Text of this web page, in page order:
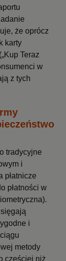
że oprócz
karty
Teraz
w
z tych
tradycyjne
i
płatnicze
płatności w
i
metody
częściej niż